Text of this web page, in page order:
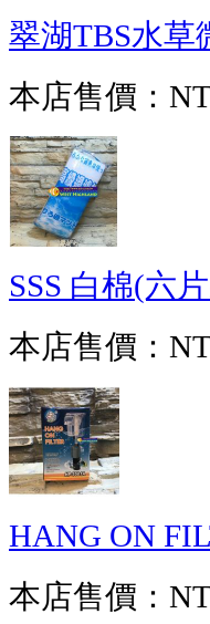
翠湖TBS水草
本店售價：
SSS 白棉(六
本店售價：
HANG ON
本店售價：